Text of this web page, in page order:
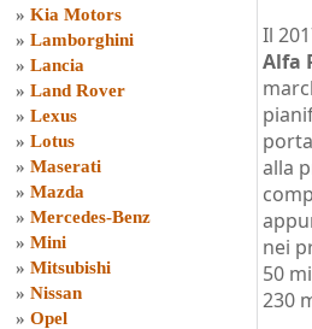
» Kia Motors
» Lamborghini
» Lancia
» Land Rover
» Lexus
» Lotus
» Maserati
» Mazda
» Mercedes-Benz
» Mini
» Mitsubishi
» Nissan
» Opel
Il
Alfa
alla
nei
50
230